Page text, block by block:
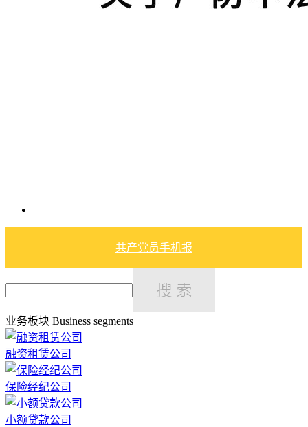
共产党员手机报
业务板块 Business segments
融资租赁公司
保险经纪公司
小额贷款公司